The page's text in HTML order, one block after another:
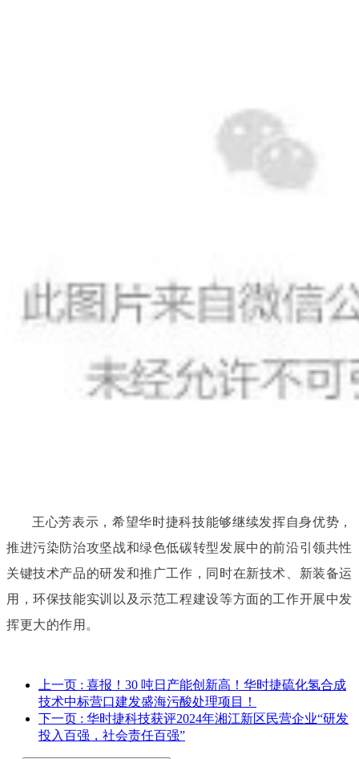
王心芳表示，希望华时捷科技能够继续发挥自身优势，
推进污染防治攻坚战和绿色低碳转型发展中的前沿引领共性
关键技术产品的研发和推广工作，同时在新技术、新装备运
用，环保技能实训以及示范工程建设等方面的工作开展中发
挥更大的作用。
上一页 : 喜报！30 吨日产能创新高！华时捷硫化氢合成
技术中标营口建发盛海污酸处理项目！
下一页 : 华时捷科技获评2024年湘江新区民营企业“研发
投入百强，社会责任百强”